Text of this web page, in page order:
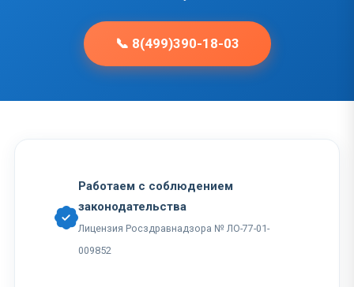
📞 8(499)390-18-03
Работаем с соблюдением
законодательства
Лицензия Росздравнадзора № ЛО-77-01-
009852